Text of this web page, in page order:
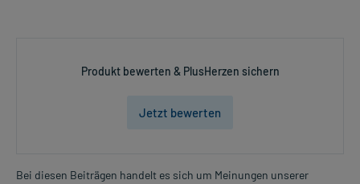
Produkt bewerten & PlusHerzen sichern
Jetzt bewerten
Bei diesen Beiträgen handelt es sich um Meinungen unserer